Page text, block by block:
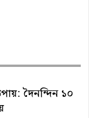
দৈনন্দিন ১০